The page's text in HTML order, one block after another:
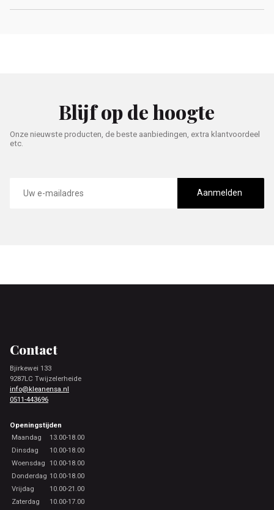
Blijf op de hoogte
Onze nieuwste producten, de beste aanbiedingen, extra klantvoordeel
etc.
mailadres
Aanmelden
Contact
Bjirkewei 133
9287LC Twijzelerheide
info@kleanensa.nl
0511-443696
Openingstijden
Maandag
13.00-18.00
Dinsdag
10.00-18.00
Woensdag 10.00-18.00
Donderdag 10.00-18.00
Vrijdag
10.00-21.00
Zaterdag
10.00-17.00